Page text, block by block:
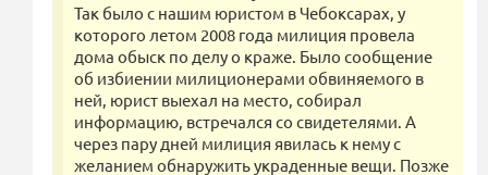
Так было с нашим юристом в Чебоксарах, у
которого летом 2008 года милиция провела
дома обыск по делу о краже. Было сообщение
об избиении милиционерами обвиняемого в
ней, юрист выехал на место, собирал
информацию, встречался со свидетелями. А
через пару дней милиция явилась к нему с
желанием обнаружить украденные вещи. Позже